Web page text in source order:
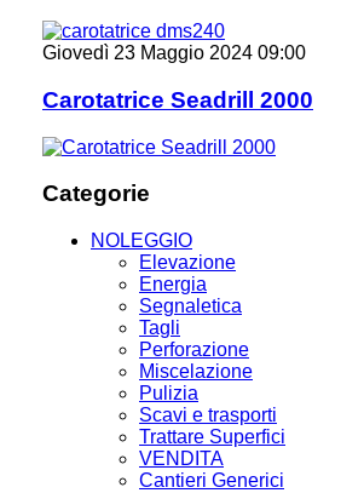
Giovedì 23 Maggio 2024 09:00
Carotatrice Seadrill 2000
Categorie
NOLEGGIO
Elevazione
Energia
Segnaletica
Tagli
Perforazione
Miscelazione
Pulizia
Scavi e trasporti
Trattare Superfici
VENDITA
Cantieri Generici